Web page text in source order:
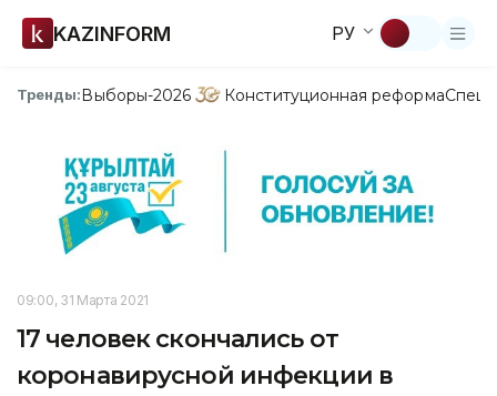
KAZINFORM РУ
Тренды:Выборы-2026 Конституционная реформа
09:00, 31 Марта 2021
17 человек скончались от
коронавирусной инфекции в